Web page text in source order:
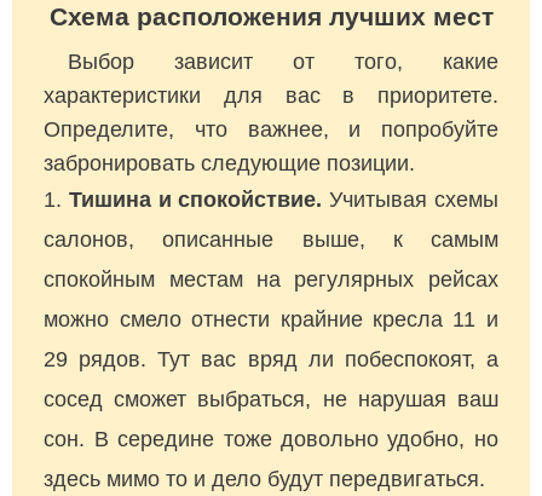
Схема расположения лучших мест
Выбор зависит от того, какие
характеристики для вас в приоритете.
Определите, что важнее, и попробуйте
забронировать следующие позиции.
Тишина и спокойствие. Учитывая схемы
салонов, описанные выше, к самым
спокойным местам на регулярных рейсах
можно смело отнести крайние кресла 11 и
29 рядов. Тут вас вряд ли побеспокоят, а
сосед сможет выбраться, не нарушая ваш
сон. В середине тоже довольно удобно, но
здесь мимо то и дело будут передвигаться.